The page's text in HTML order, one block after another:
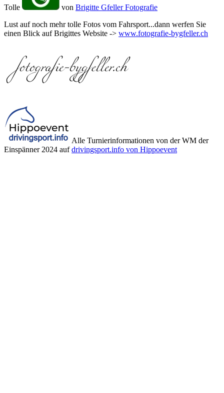
Tolle von Brigitte Gfeller Fotografie
Lust auf noch mehr tolle Fotos vom Fahrsport...dann werfen Sie
einen Blick auf Brigittes Website -> www.fotografie-bygfeller.ch
Alle Turnierinformationen von der WM der
Einspänner 2024 aufdrivingsport.info von Hippoevent